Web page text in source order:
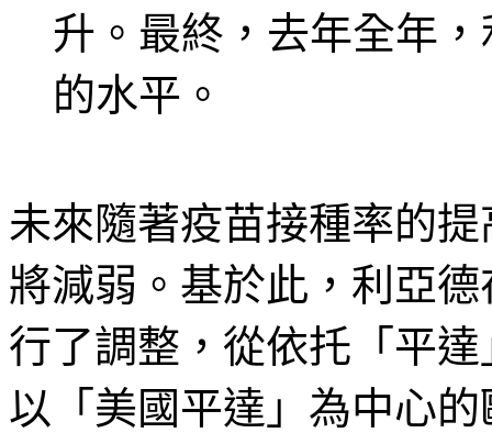
升。最終，去年全年
的水平。
未來隨著疫苗接種率的
將減弱。基於此，利亞
行了調整，從依托「平
以「美國平達」為中心